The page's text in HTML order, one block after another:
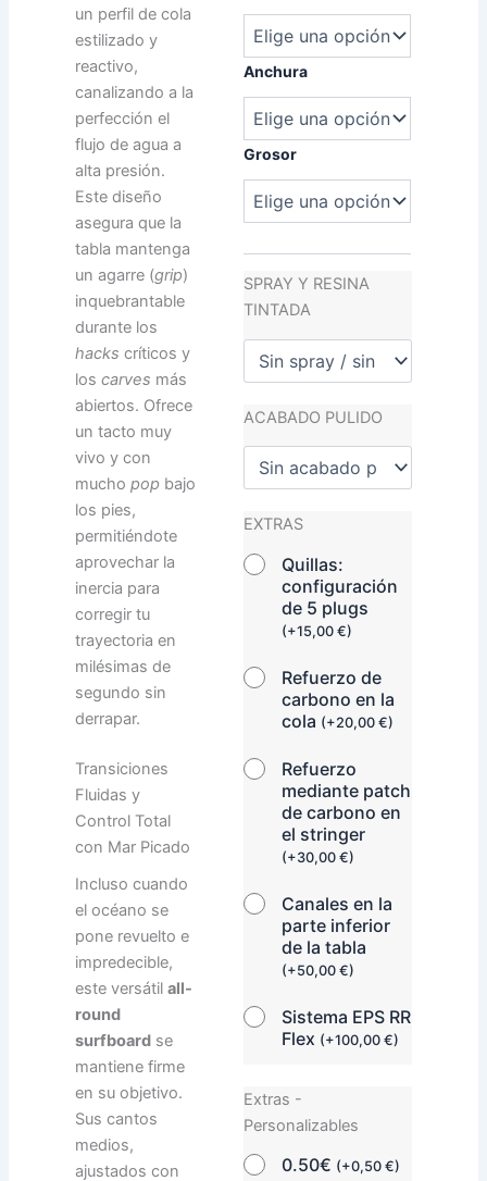
570,00 €.
479,00 €.
Anchura
Grosor
SPRAY Y RESINA
TINTADA
ACABADO PULIDO
EXTRAS
Quillas:
configuración
de 5 plugs
(+15,00€)
Refuerzo de
carbono en la
cola (+20,00€)
Refuerzo
mediante patch
de carbono en
el stringer
(+30,00€)
Canales en la
parte inferior
de la tabla
(+50,00€)
Sistema EPS RR
Flex (+100,00€)
Extras -
Personalizables
0.50€ (+0,50€)
Speed
Devil
cantidad
un perfil de cola
estilizado y
reactivo,
canalizando a la
perfección el
flujo de agua a
alta presión.
Este diseño
asegura que la
tabla mantenga
un agarre (grip)
inquebrantable
durante los
hacks críticos y
loscarves más
abiertos. Ofrece
un tacto muy
vivo y con
muchopop bajo
los pies,
permitiéndote
aprovechar la
inercia para
corregir tu
trayectoria en
milésimas de
segundo sin
derrapar.
Transiciones
Fluidas y
Control Total
con Mar Picado
Incluso cuando
el océano se
pone revuelto e
impredecible,
este versátilall-
round
surfboard se
mantiene firme
en su objetivo.
Sus cantos
medios,
ajustados con